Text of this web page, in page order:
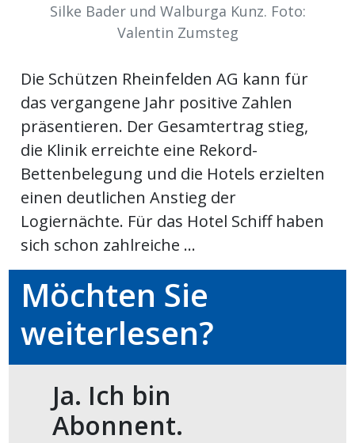
Silke Bader und Walburga Kunz. Foto:
Valentin Zumsteg
Die Schützen Rheinfelden AG kann für
das vergangene Jahr positive Zahlen
präsentieren. Der Gesamtertrag stieg,
die Klinik erreichte eine Rekord-
Bettenbelegung und die Hotels erzielten
einen deutlichen Anstieg der
Logiernächte. Für das Hotel Schiff haben
sich schon zahlreiche ...
Möchten Sie
weiterlesen?
Ja. Ich bin
Abonnent.